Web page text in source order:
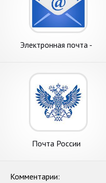
Электронная почта -
Почта России
Комментарии: